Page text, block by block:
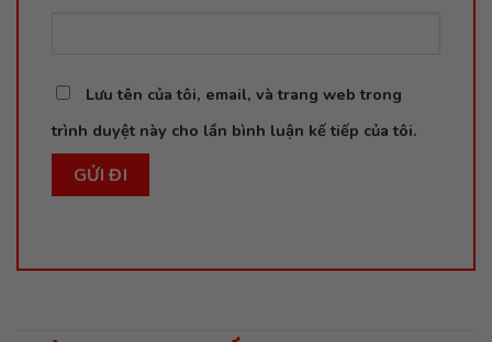
Lưu tên của tôi, email, và trang web trong
trình duyệt này cho lần bình luận kế tiếp của tôi.